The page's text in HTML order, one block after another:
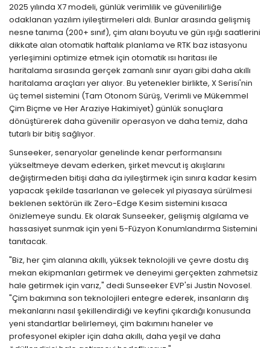
2025 yılında X7 modeli, günlük verimlilik ve güvenilirliğe
odaklanan yazılım iyileştirmeleri aldı. Bunlar arasında gelişmiş
nesne tanıma (200+ sınıf), çim alanı boyutu ve gün ışığı saatlerini
dikkate alan otomatik haftalık planlama ve RTK baz istasyonu
yerleşimini optimize etmek için otomatik ısı haritası ile
haritalama sırasında gerçek zamanlı sınır ayarı gibi daha akıllı
haritalama araçları yer alıyor. Bu yetenekler birlikte, X Serisi'nin
üç temel sistemini (Tam Otonom Sürüş, Verimli ve Mükemmel
Çim Biçme ve Her Araziye Hakimiyet) günlük sonuçlara
dönüştürerek daha güvenilir operasyon ve daha temiz, daha
tutarlı bir bitiş sağlıyor.
Sunseeker, senaryolar genelinde kenar performansını
yükseltmeye devam ederken, şirket mevcut iş akışlarını
değiştirmeden bitişi daha da iyileştirmek için sınıra kadar kesim
yapacak şekilde tasarlanan ve gelecek yıl piyasaya sürülmesi
beklenen sektörün ilk Zero-Edge Kesim sistemini kısaca
önizlemeye sundu. Ek olarak Sunseeker, gelişmiş algılama ve
hassasiyet sunmak için yeni 5-Füzyon Konumlandırma Sistemini
tanıtacak.
"Biz, her çim alanına akıllı, yüksek teknolojili ve çevre dostu dış
mekan ekipmanları getirmek ve deneyimi gerçekten zahmetsiz
hale getirmek için varız," dedi Sunseeker EVP'si Justin Novosel.
"Çim bakımına son teknolojileri entegre ederek, insanların dış
mekanlarını nasıl şekillendirdiği ve keyfini çıkardığı konusunda
yeni standartlar belirlemeyi, çim bakımını haneler ve
profesyonel ekipler için daha akıllı, daha yeşil ve daha